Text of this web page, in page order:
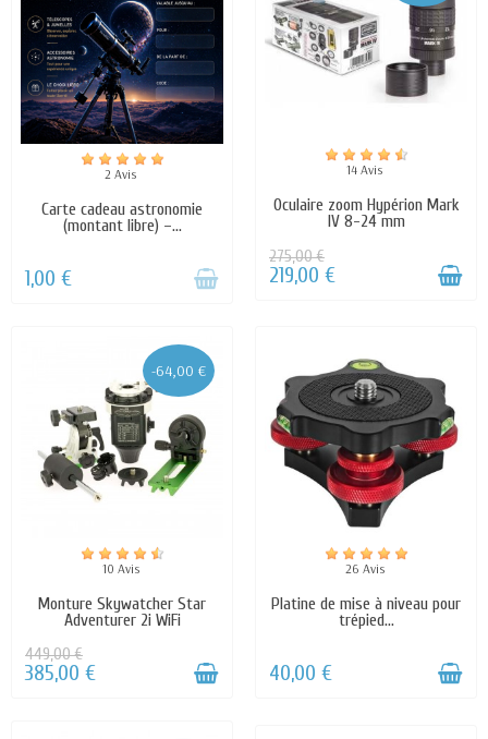
2 Avis
Carte cadeau astronomie
(montant libre) –...
1,00 €
14 Avis
Oculaire zoom Hypérion Mark
IV 8-24 mm
275,00 €
219,00 €
-64,00 €
10 Avis
Monture Skywatcher Star
Adventurer 2i WiFi
449,00 €
385,00 €
26 Avis
Platine de mise à niveau pour
trépied...
40,00 €